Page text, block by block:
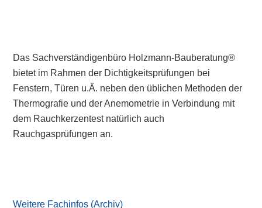
Das Sachverständigenbüro Holzmann-Bauberatung®
bietet im Rahmen der Dichtigkeitsprüfungen bei
Fenstern, Türen u.Ä. neben den üblichen Methoden der
Thermografie und der Anemometrie in Verbindung mit
dem Rauchkerzentest natürlich auch
Rauchgasprüfungen an.
Weitere Fachinfos (Archiv)